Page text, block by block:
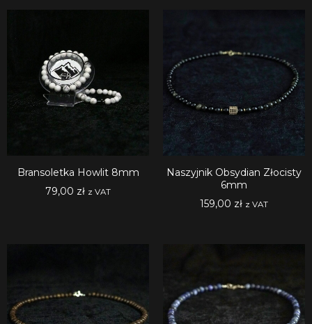
Bransoletka Howlit 8mm
79,00 zł z VAT
Naszyjnik Obsydian Złocisty
6mm
159,00 zł z VAT